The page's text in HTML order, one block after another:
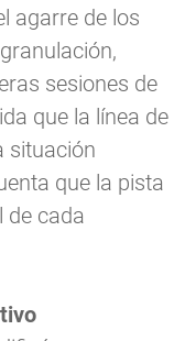
agarre de los
sesiones de
que la línea de
situación
que la pista
de cada